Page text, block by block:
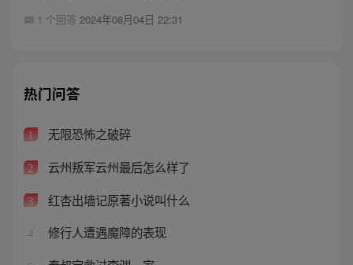
1 个回答 2024年08月04日 22:31
热门问答
1 无限恐怖之破碎
2 云州叛军云州最后怎么样了
3 红杏出墙记原著小说叫什么
4 修行人遭遇魔障的表现